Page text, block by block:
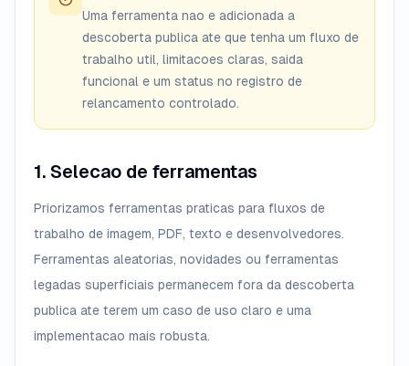
Uma ferramenta nao e adicionada a
descoberta publica ate que tenha um fluxo de
trabalho util, limitacoes claras, saida
funcional e um status no registro de
relancamento controlado.
1. Selecao de ferramentas
Priorizamos ferramentas praticas para fluxos de
trabalho de imagem, PDF, texto e desenvolvedores.
Ferramentas aleatorias, novidades ou ferramentas
legadas superficiais permanecem fora da descoberta
publica ate terem um caso de uso claro e uma
implementacao mais robusta.